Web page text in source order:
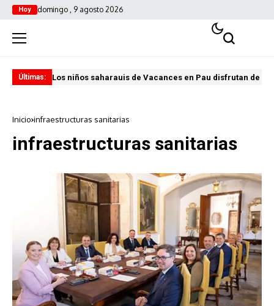
Hoy domingo , 9 agosto 2026
Últimas: Los niños saharauis de Vacances en Pau disfrutan de
Inicio infraestructuras sanitarias
infraestructuras sanitarias